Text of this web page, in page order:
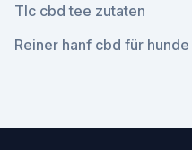
Tlc cbd tee zutaten
Reiner hanf cbd für hunde